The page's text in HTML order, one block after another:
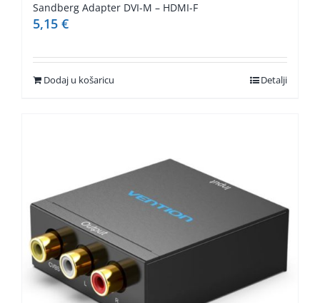
Sandberg Adapter DVI-M – HDMI-F
5,15 €
Dodaj u košaricu Detalji